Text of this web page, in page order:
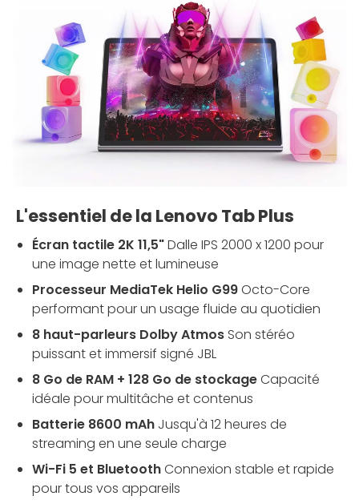
L'essentiel de la Lenovo Tab Plus
Écran tactile 2K 11,5"Dalle IPS 2000 x 1200 pour
une image nette et lumineuse
Processeur MediaTek Helio G99Octo-Core
performant pour un usage fluide au quotidien
8 haut-parleurs Dolby Atmos Son stéréo
puissant et immersif signé JBL
8 Go de RAM + 128 Go de stockageCapacité
idéale pour multitâche et contenus
Batterie 8600 mAh Jusqu'à 12 heures de
streaming en une seule charge
Wi-Fi 5 et BluetoothConnexion stable et rapide
pour tous vos appareils